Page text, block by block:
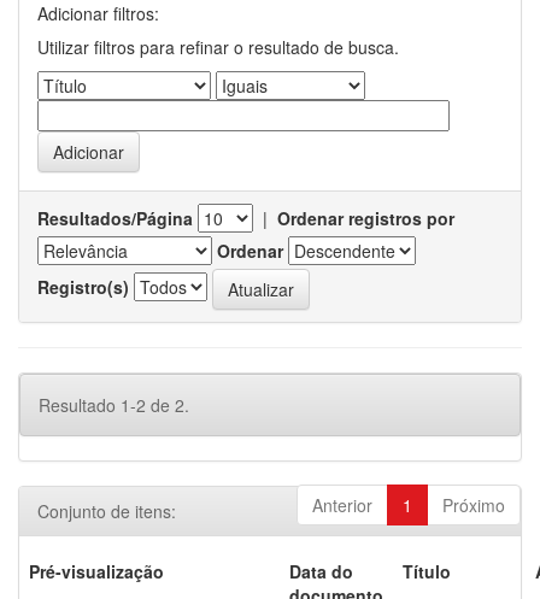
Adicionar filtros:
Utilizar filtros para refinar o resultado de busca.
Resultados/Página | Ordenar registros por
Ordenar
Registro(s)
Resultado 1-2 de 2.
Anterior 1 Próximo
Conjunto de itens:
Pré-visualização
Data do
Título